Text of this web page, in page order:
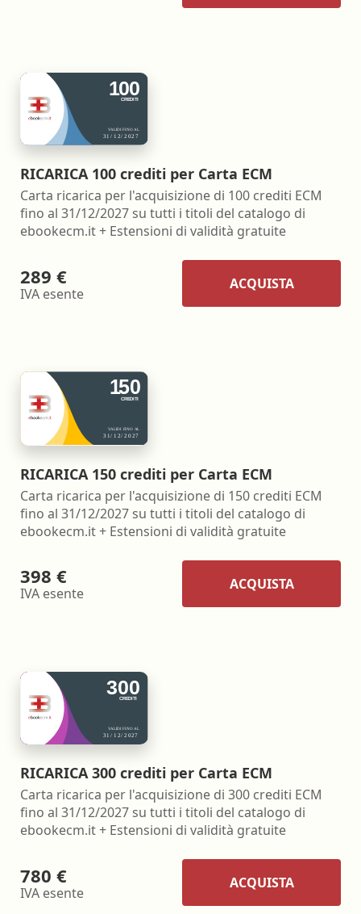
RICARICA 100 crediti per Carta ECM
Carta ricarica per l'acquisizione di 100 crediti ECM
fino al 31/12/2027 su tutti i titoli del catalogo di
ebookecm.it + Estensioni di validità gratuite
289 €
IVA esente
ACQUISTA
RICARICA 150 crediti per Carta ECM
Carta ricarica per l'acquisizione di 150 crediti ECM
fino al 31/12/2027 su tutti i titoli del catalogo di
ebookecm.it + Estensioni di validità gratuite
398 €
IVA esente
ACQUISTA
RICARICA 300 crediti per Carta ECM
Carta ricarica per l'acquisizione di 300 crediti ECM
fino al 31/12/2027 su tutti i titoli del catalogo di
ebookecm.it + Estensioni di validità gratuite
780 €
IVA esente
ACQUISTA